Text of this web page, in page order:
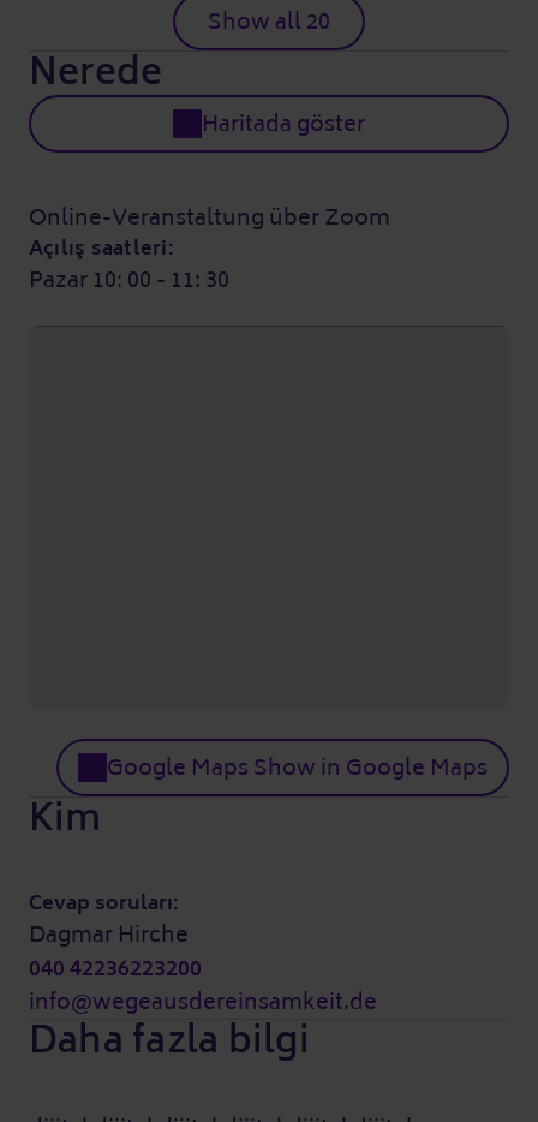
Show all 20
Nerede
Haritada göster
Online-Veranstaltung über Zoom
Açılış saatleri:
Pazar 10: 00 - 11: 30
Google Maps Show in Google Maps
Kim
Cevap soruları:
Dagmar Hirche
040 42236223200
info@wegeausdereinsamkeit.de
Daha fazla bilgi